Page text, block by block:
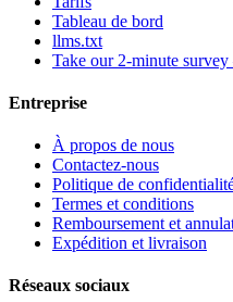
Tableau de bord
llms.txt
Take our 2-minute
Entreprise
À propos de nous
Contactez-nous
Politique de
Termes et conditions
Remboursement et
Expédition et livraison
Réseaux sociaux